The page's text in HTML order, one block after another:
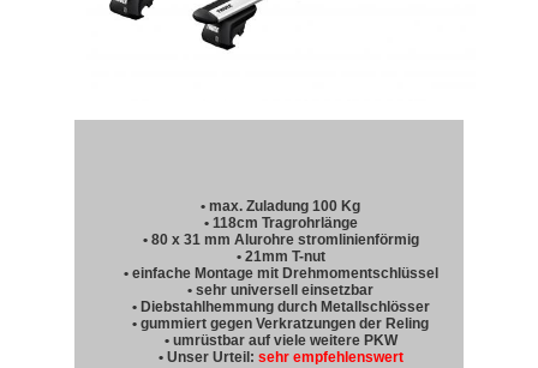
• max. Zuladung 100 Kg
• 118cm Tragrohrlänge
• 80 x 31 mm Alurohre stromlinienförmig
• 21mm T-nut
• einfache Montage mit Drehmomentschlüssel
• sehr universell einsetzbar
• Diebstahlhemmung durch Metallschlösser
• gummiert gegen Verkratzungen der Reling
• umrüstbar auf viele weitere PKW
• Unser Urteil: sehr empfehlenswert